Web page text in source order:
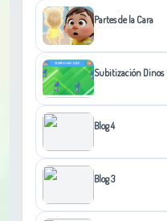
Partes de la Cara
Subitización Dinos
Blog 4
Blog 3